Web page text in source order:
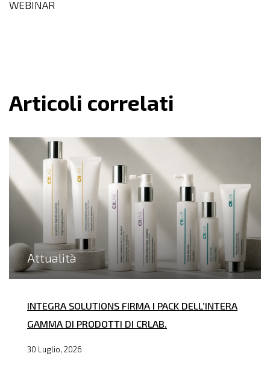
WEBINAR
Articoli correlati
Attualità
INTEGRA SOLUTIONS FIRMA I PACK DELL’INTERA
GAMMA DI PRODOTTI DI CRLAB.
30 Luglio, 2026